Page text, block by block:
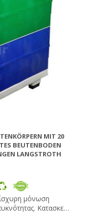
MIT 20
BEUTENBODEN
LANGSTROTH
μόνωση
Κατασκευή
υλικά της